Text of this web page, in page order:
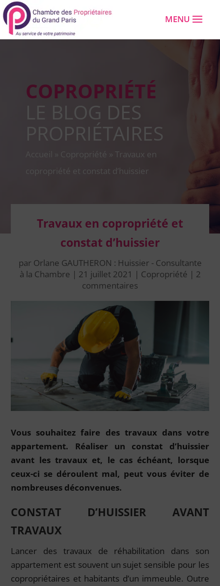
COPROPRIÉTÉ
LE BLOG DES
PROPRIÉTAIRES
Accueil » Copropriété » Travaux en
copropriété et constat d’huissier
Travaux en copropriété et
constat d’huissier
par Orlane GAUTHERON : Huissier - Consultante
à la Chambre | 21 juillet 2021 | Copropriété | 2
commentaires
Vous souhaitez faire des travaux dans votre
appartement. Réaliser un constat d’huissier
avant les travaux et, le cas échéant, lorsque
ceux-ci se déroulent mal, peut vous éviter de
nombreuses déconvenues.
CONSTAT D’HUISSIER AVANT
TRAVAUX
Lancer des travaux de réhabilitation dans son
appartement est souvent un sujet sensible pour les
copropriétaires et habitants d’un immeuble. Outre